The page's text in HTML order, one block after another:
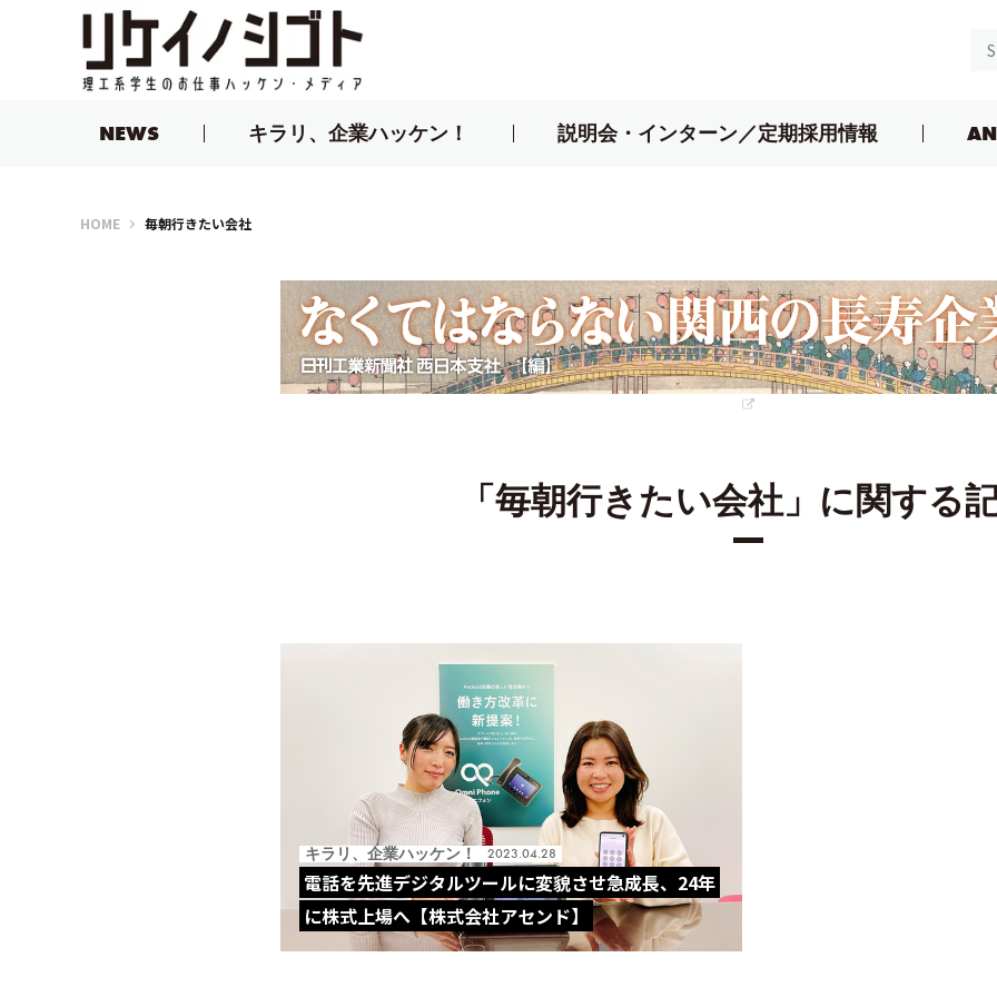
NEWS キラリ、企業ハッケン！ 説明会・インターン／定期採用情報
HOMEリケイノシゴト
毎朝行きたい会社
「毎朝行きたい会社」に関する
キラリ、企業ハッケン！ 2023.04.28
電話を先進デジタルツールに変貌させ急成長、24年
に株式上場へ【株式会社アセンド】